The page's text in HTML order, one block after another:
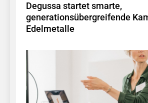
Degussa startet smarte,
generationsübergreifende
Edelmetalle